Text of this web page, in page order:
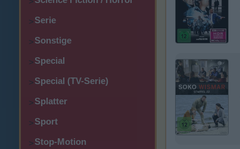
>Serie
>Sonstige
>Special
>Special (TV-Serie)
>Splatter
>Sport
>Stop-Motion